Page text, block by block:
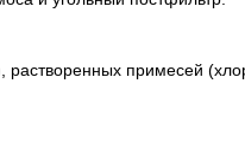
примесей